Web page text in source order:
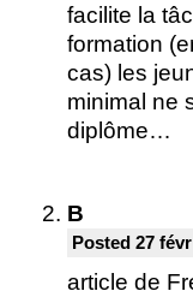
facilite la
formation
cas) les
minimal ne
diplôme…
B
Posted 27
article de